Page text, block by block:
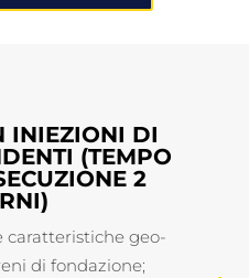
INIEZIONI DI
(TEMPO
2
geo-
di fondazione;